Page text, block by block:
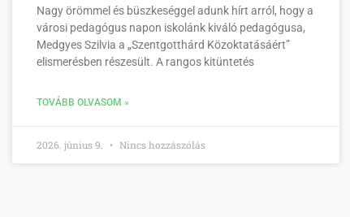
Nagy örömmel és büszkeséggel adunk hírt arról, hogy a
városi pedagógus napon iskolánk kiváló pedagógusa,
Medgyes Szilvia a „Szentgotthárd Közoktatásáért”
elismerésben részesült. A rangos kitüntetés
TOVÁBB OLVASOM »
2026. június 9. Nincs hozzászólás